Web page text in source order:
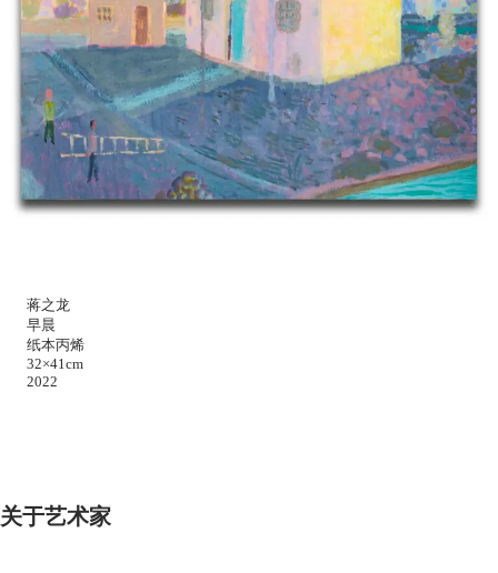
蒋之龙
早晨
纸本丙烯
32×41cm
2022
关于艺术家